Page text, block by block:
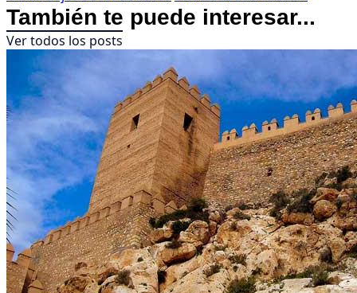
También te puede interesar...
Ver todos los posts